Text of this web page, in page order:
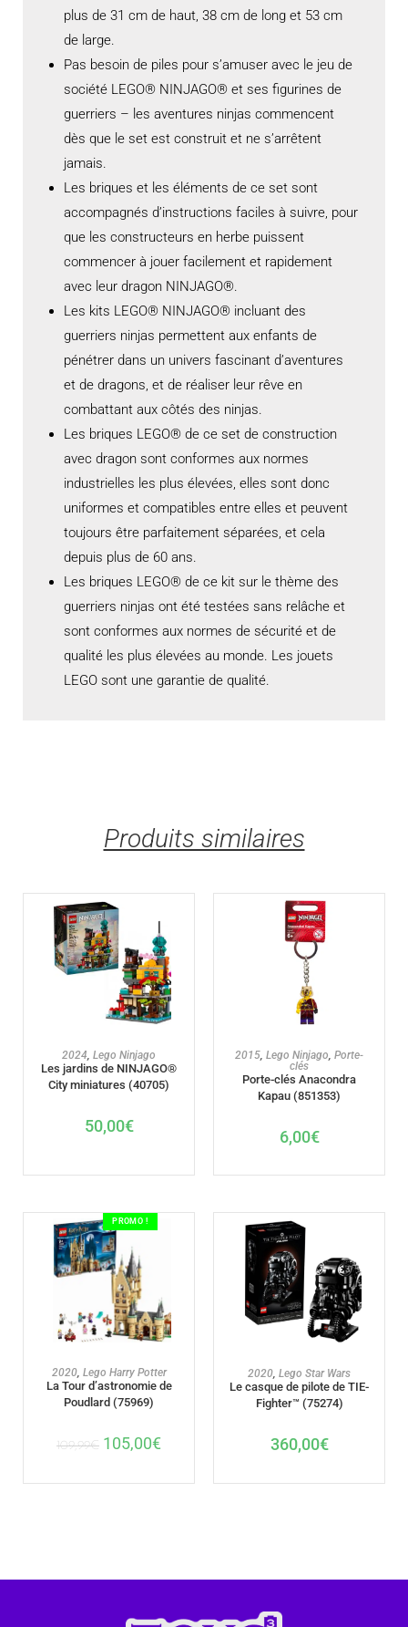
plus de 31 cm de haut, 38 cm de long et 53 cm
de large.
Pas besoin de piles pour s’amuser avec le jeu de
société LEGO® NINJAGO® et ses figurines de
guerriers – les aventures ninjas commencent
dès que le set est construit et ne s’arrêtent
jamais.
Les briques et les éléments de ce set sont
accompagnés d’instructions faciles à suivre, pour
que les constructeurs en herbe puissent
commencer à jouer facilement et rapidement
avec leur dragon NINJAGO®.
Les kits LEGO® NINJAGO® incluant des
guerriers ninjas permettent aux enfants de
pénétrer dans un univers fascinant d’aventures
et de dragons, et de réaliser leur rêve en
combattant aux côtés des ninjas.
Les briques LEGO® de ce set de construction
avec dragon sont conformes aux normes
industrielles les plus élevées, elles sont donc
uniformes et compatibles entre elles et peuvent
toujours être parfaitement séparées, et cela
depuis plus de 60 ans.
Les briques LEGO® de ce kit sur le thème des
guerriers ninjas ont été testées sans relâche et
sont conformes aux normes de sécurité et de
qualité les plus élevées au monde. Les jouets
LEGO sont une garantie de qualité.
Produits similaires
AJOUTER AU PANIER
2024 Lego Ninjago
Les jardins de NINJAGO®
City miniatures (40705)
50,00€
AJOUTER AU PANIER
2015 Lego Ninjago Porte-
clés
Porte-clés Anacondra
Kapau (851353)
6,00€
PROMO !
AJOUTER AU PANIER
2020, Lego Harry Potter
La Tour d’astronomie de
Poudlard (75969)
109,99€ 105,00€
AJOUTER AU PANIER
2020 Lego Star Wars
Le casque de pilote de TIE-
Fighter™ (75274)
360,00€